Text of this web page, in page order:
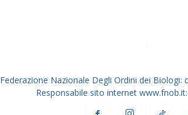
Federazione Nazionale Degli Ordini dei Biologi:
Responsabile sito internet